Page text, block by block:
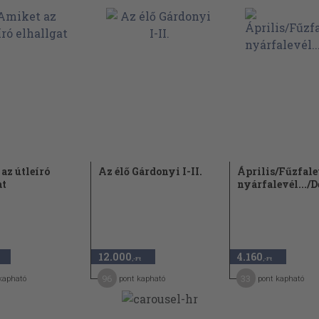
165
176
181
198
útleíró
Az élő Gárdonyi I-II.
12.000 ,-Ft
pont kapható
Április/
nyárfalevél.../
4.160 ,-Ft
pont kapható